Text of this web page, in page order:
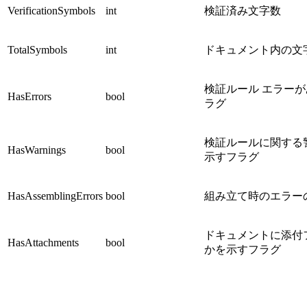
VerificationSymbols int 検証済み文字数
TotalSymbols int ドキュメント内の文
HasErrors bool
検証ルール エラー
ラグ
HasWarnings bool
検証ルールに関する
示すフラグ
HasAssemblingErrors bool 組み立て時のエラー
HasAttachments bool
ドキュメントに添
かを示すフラグ